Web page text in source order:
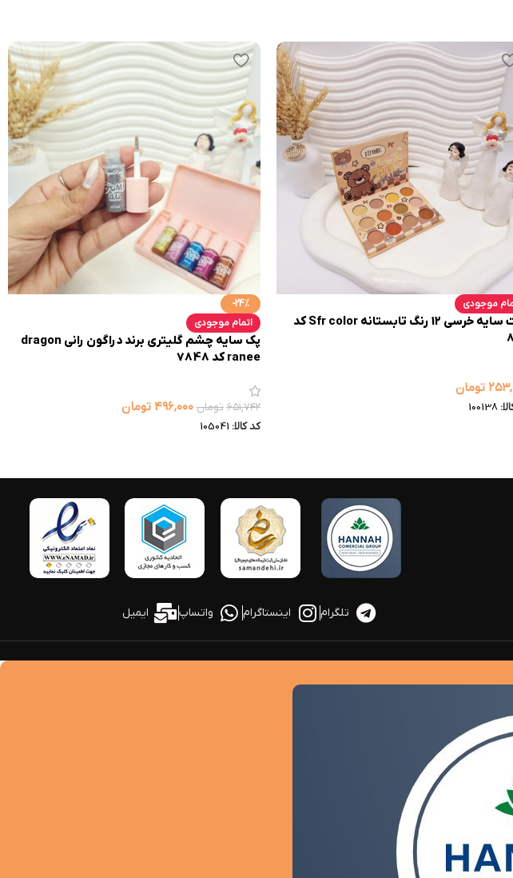
موجودی
پالت سایه خرسی 12 رنگ تابستانه Sfr color کد
تومان
100138
-24%
اتمام موجودی
پک سایه چشم گلیتری برند دراگون رانی dragon
ranee کد 7848
۶۵۱,۷۴۲ تومان ۴۹۶,۰۰۰ تومان
کد کالا: 105041
تلگرام اینستاگرام واتساپ ایمیل